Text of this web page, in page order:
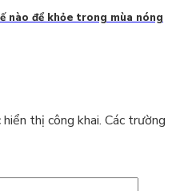
nào để khỏe trong mùa nóng
thị công khai. Các trường